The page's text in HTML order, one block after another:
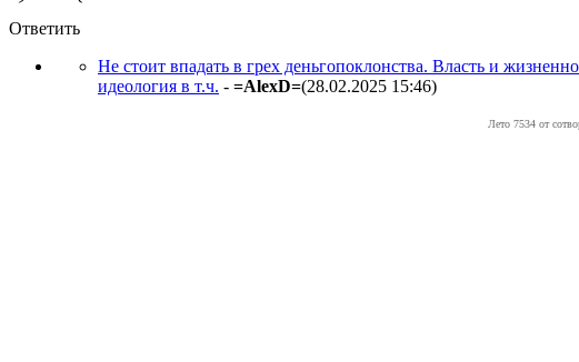
Ответить
Не стоит впадать в грех деньгопоклонства. Власть и
идеология в т.ч. - =AlexD=(28.02.2025 15:46)
Лето 7534 от